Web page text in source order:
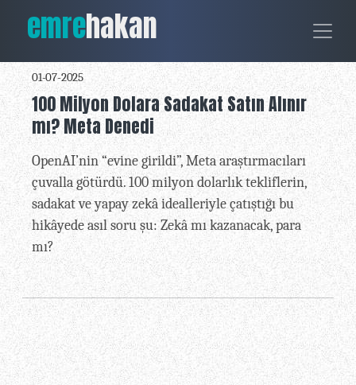
emrehakan
01-07-2025
100 Milyon Dolara Sadakat Satın Alınır
mı? Meta Denedi
OpenAI’nin “evine girildi”, Meta araştırmacıları
çuvalla götürdü. 100 milyon dolarlık tekliflerin,
sadakat ve yapay zekâ idealleriyle çatıştığı bu
hikâyede asıl soru şu: Zekâ mı kazanacak, para
mı?